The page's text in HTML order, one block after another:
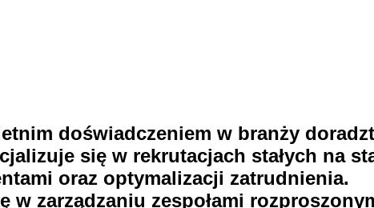
doświadczeniem w branży
się w rekrutacjach stałych na
oraz optymalizacji zatrudnienia.
zarządzaniu zespołami